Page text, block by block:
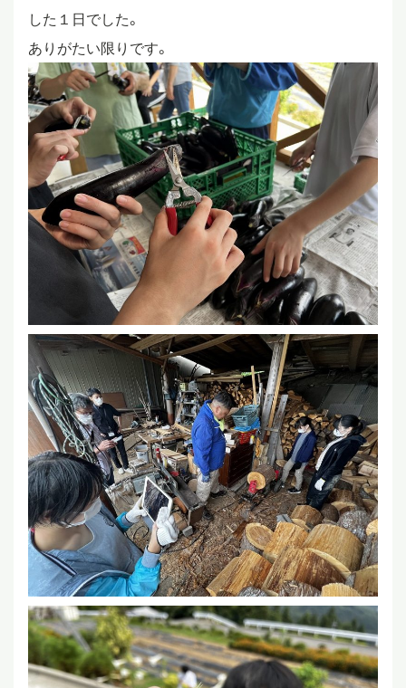
した１日でした。
ありがたい限りです。